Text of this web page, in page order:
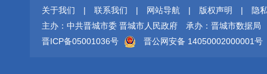
关于我们 | 联系我们 | 网站导航 | 版权声明 |
隐
主办：中共晋城市委 晋城市人民政府
承办：晋城市数据局
晋ICP备05001036号
晋公网安备 14050002000001号